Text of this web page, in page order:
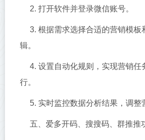
2. 打开软件并登录微信账号。
3. 根据需求选择合适的营销模板
辑。
4. 设置自动化规则，实现营销任
行。
5. 实时监控数据分析结果，调整
五、爱多开码、搜搜码、群推推